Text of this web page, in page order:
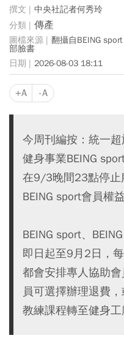
中央社記者何秀玲
傳產
翻攝自BEING
部 臉書
2026-08-03 18:11
+A -A
今周刊編按：統一
健身事業BEING
在9/3晚間23點停止
BEING sport會員權
BEING sport、
即日起至9月2日，
都會安排專人協助
員可選擇辦理退費
教練課程轉至健身工